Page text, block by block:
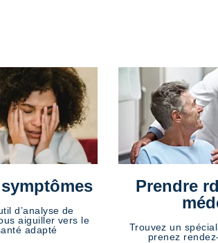
d’analyse de
aiguiller vers le
adapté
Prendre
Trouvez un
prenez